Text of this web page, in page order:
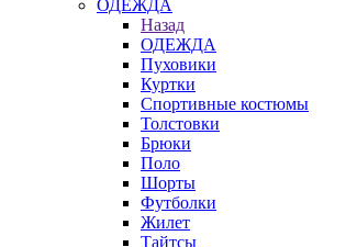
ОДЕЖДА
Назад
ОДЕЖДА
Пуховики
Куртки
Спортивные костюмы
Толстовки
Брюки
Поло
Шорты
Футболки
Жилет
Тайтсы